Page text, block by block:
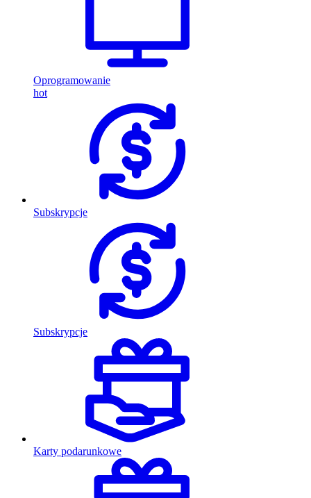
Oprogramowanie
hot
Subskrypcje
Subskrypcje
Karty podarunkowe